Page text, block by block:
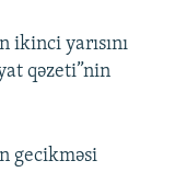
ikinci yarısını
qəzeti”nin
gecikməsi